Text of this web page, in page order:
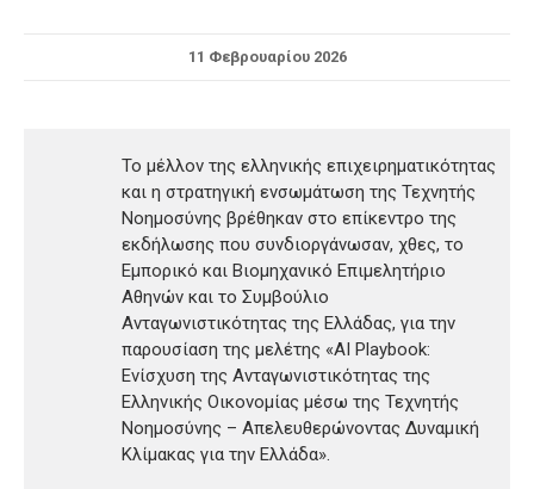
11 Φεβρουαρίου 2026
Το μέλλον της ελληνικής επιχειρηματικότητας
και η στρατηγική ενσωμάτωση της Τεχνητής
Νοημοσύνης βρέθηκαν στο επίκεντρο της
εκδήλωσης που συνδιοργάνωσαν, χθες, το
Εμπορικό και Βιομηχανικό Επιμελητήριο
Αθηνών και το Συμβούλιο
Ανταγωνιστικότητας της Ελλάδας, για την
παρουσίαση της μελέτης «AI Playbook:
Ενίσχυση της Ανταγωνιστικότητας της
Ελληνικής Οικονομίας μέσω της Τεχνητής
Νοημοσύνης – Απελευθερώνοντας Δυναμική
Κλίμακας για την Ελλάδα».